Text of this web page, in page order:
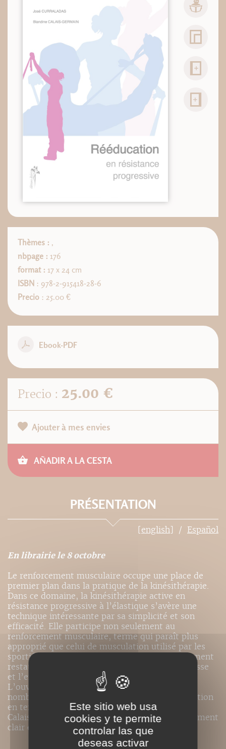
Thèmes : ,
nbpage : 176
format : 17 x 24 cm
ISBN : 978-2-915418-28-6
Precio : 25.00 €
Ebook-PDF
Precio : 25.00 €
Ajouter à mes envies
AÑADIR A LA CESTA
PRÉSENTATION
[english] Español
En librairie le 8 octobre
Le renforcement musculaire occupe une place de
premier plan dans la pratique de la kinésithérapie.
Dans ce domaine, la kinésithérapie active en
résistance progressive à l’élastique s’avère une
technique intéressante par sa simplicité et son
efficacité. Elle participe non seulement au
renforcement musculaire, terme qui paraît plus
approprié que celui de musculation utilisé par les
sportifs et les culturistes, mais elle peut également
restaurer les autres qualités du muscle : la vitesse
et l’endurance.
L’ouvrage de José Curraladas référence de
nombreuses possibilités d’exercices de rééducation
en tension progressive. Les dessins de Blandine
Calais-Germain en font un ouvrage particulièrement
clair et simple d’utilisation.
Este sitio web usa
cookies y te permite
controlar las que
deseas activar